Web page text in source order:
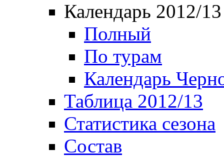
Календарь 2012/13
Полный
По турам
Календарь
Таблица 2012/13
Статистика сезона
Состав